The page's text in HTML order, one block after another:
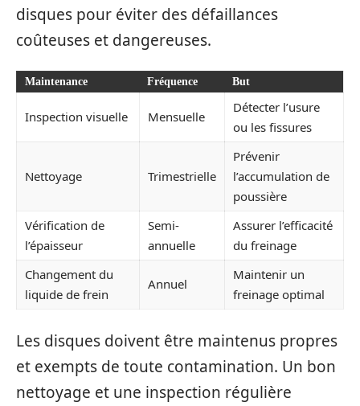
disques pour éviter des défaillances
coûteuses et dangereuses.
Maintenance Fréquence But
Inspection visuelle Mensuelle
Détecter l’usure
ou les fissures
Nettoyage Trimestrielle
Prévenir
l’accumulation de
poussière
Vérification de
l’épaisseur
Semi-
annuelle
Assurer l’efficacité
du freinage
Changement du
liquide de frein
Annuel
Maintenir un
freinage optimal
Les disques doivent être maintenus propres
et exempts de toute contamination. Un bon
nettoyage et une inspection régulière